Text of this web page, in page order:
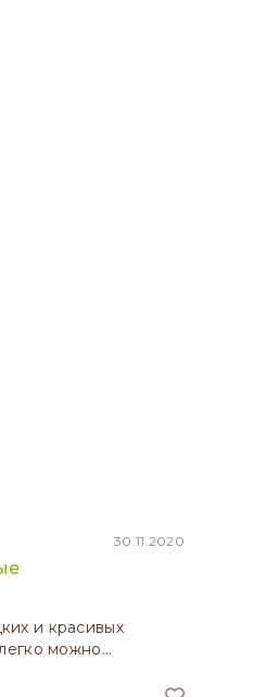
30.11.2020
и красивых
можно…